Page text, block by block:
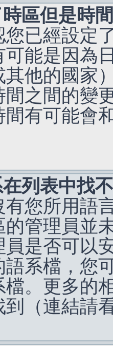
區但是時
您已經設定
可能是因為
其他的國家
間之間的變
間有可能會
列表中找
有您所用語
的管理員並
員是否可以
語系檔，您
檔。更多的
到（連結請